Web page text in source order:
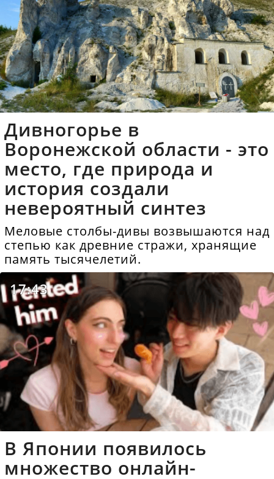
Дивногорье в
Воронежской области - это
место, где природа и
история создали
невероятный синтез
Меловые столбы-дивы возвышаются над
степью как древние стражи, хранящие
память тысячелетий.
17:43
В Японии появилось
множество онлайн-